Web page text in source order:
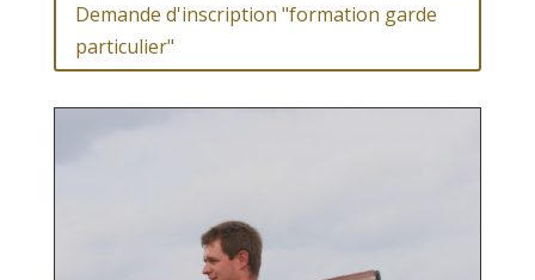
Demande d'inscription "formation garde
particulier"